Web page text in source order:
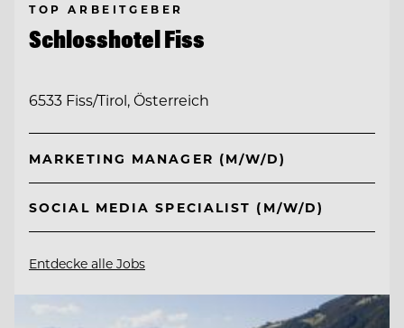
TOP ARBEITGEBER
Schlosshotel Fiss
6533 Fiss/Tirol, Österreich
MARKETING MANAGER (M/W/D)
SOCIAL MEDIA SPECIALIST (M/W/D)
Entdecke alle Jobs